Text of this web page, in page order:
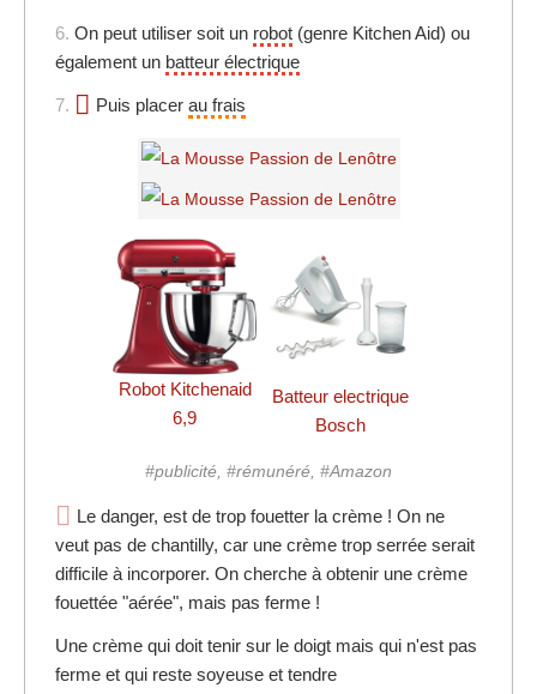
6. On peut utiliser soit un robot (genre Kitchen Aid) ou
également un batteur électrique
7. Puis placer au frais
Robot Kitchenaid
6,9
Batteur electrique
Bosch
#publicité, #rémunéré, #Amazon
Le danger, est de trop fouetter la crème ! On ne
veut pas de chantilly, car une crème trop serrée serait
difficile à incorporer. On cherche à obtenir une crème
fouettée "aérée", mais pas ferme !
Une crème qui doit tenir sur le doigt mais qui n'est pas
ferme et qui reste soyeuse et tendre